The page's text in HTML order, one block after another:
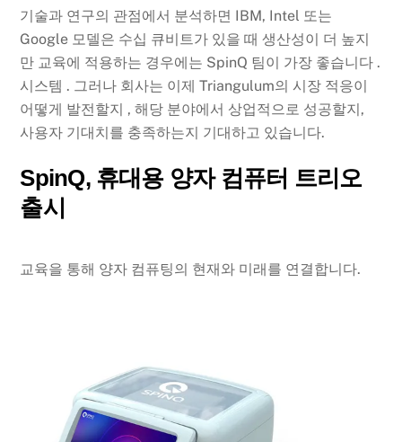
기술과 연구의 관점에서 분석하면 IBM, Intel 또는
Google 모델은 수십 큐비트가 있을 때 생산성이 더 높지
만 교육에 적용하는 경우에는 SpinQ 팀이 가장 좋습니다 .
시스템 . 그러나 회사는 이제 Triangulum의 시장 적응이
어떻게 발전할지 , 해당 분야에서 상업적으로 성공할지,
사용자 기대치를 충족하는지 기대하고 있습니다.
SpinQ, 휴대용 양자 컴퓨터 트리오
출시
교육을 통해 양자 컴퓨팅의 현재와 미래를 연결합니다.